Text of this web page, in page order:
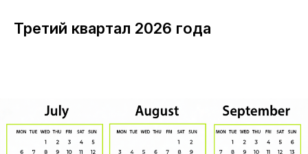
Третий квартал 2026 года